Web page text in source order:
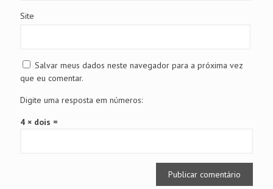
Site
Salvar meus dados neste navegador para a próxima vez
que eu comentar.
Digite uma resposta em números:
4 × dois =